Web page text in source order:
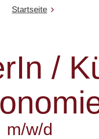
Startseite
/
m/w/d